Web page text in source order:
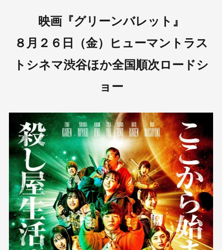
映画『グリーンバレット』
８月２６日（金）ヒューマントラス
トシネマ渋谷ほか全国順次ロードシ
ョー